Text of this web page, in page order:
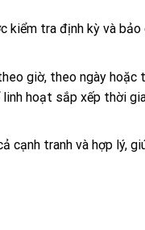
kiểm tra định kỳ và
giờ, theo ngày hoặc
hoạt sắp xếp thời
cạnh tranh và hợp lý,